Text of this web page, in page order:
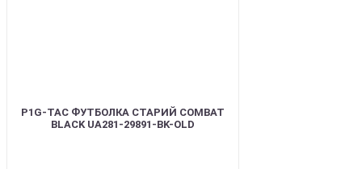
P1G-TAC ФУТБОЛКА СТАРИЙ COMBAT
BLACK UA281-29891-BK-OLD